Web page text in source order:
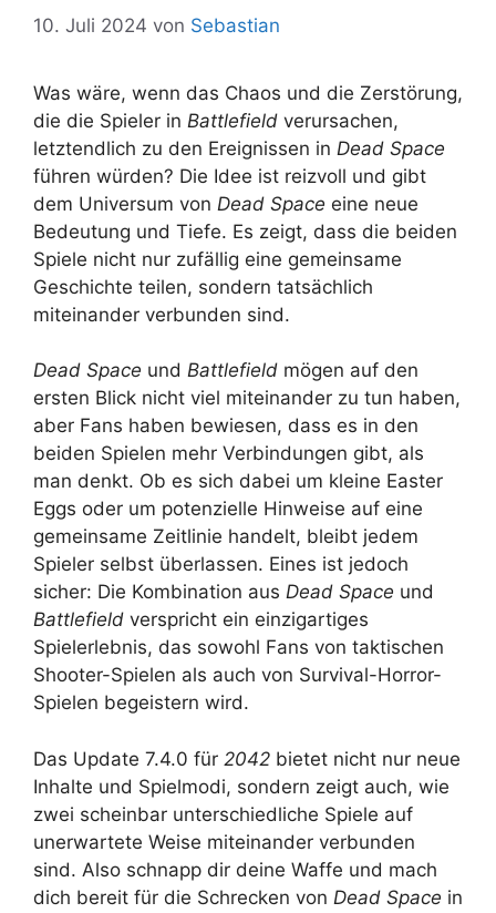
10. Juli 2024 von Sebastian
Was wäre, wenn das Chaos und die Zerstörung,
die die Spieler in Battlefield verursachen,
letztendlich zu den Ereignissen in Dead Space
führen würden? Die Idee ist reizvoll und gibt
dem Universum von Dead Space eine neue
Bedeutung und Tiefe. Es zeigt, dass die beiden
Spiele nicht nur zufällig eine gemeinsame
Geschichte teilen, sondern tatsächlich
miteinander verbunden sind.
Dead Space und Battlefield mögen auf den
ersten Blick nicht viel miteinander zu tun haben,
aber Fans haben bewiesen, dass es in den
beiden Spielen mehr Verbindungen gibt, als
man denkt. Ob es sich dabei um kleine Easter
Eggs oder um potenzielle Hinweise auf eine
gemeinsame Zeitlinie handelt, bleibt jedem
Spieler selbst überlassen. Eines ist jedoch
sicher: Die Kombination aus Dead Space und
Battlefield verspricht ein einzigartiges
Spielerlebnis, das sowohl Fans von taktischen
Shooter-Spielen als auch von Survival-Horror-
Spielen begeistern wird.
Das Update 7.4.0 für 2042 bietet nicht nur neue
Inhalte und Spielmodi, sondern zeigt auch, wie
zwei scheinbar unterschiedliche Spiele auf
unerwartete Weise miteinander verbunden
sind. Also schnapp dir deine Waffe und mach
dich bereit für die Schrecken von Dead Space in